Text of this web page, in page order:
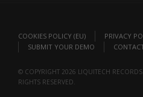
COOKIES POLICY (EU) PRIVACY
SUBMIT YOUR DEMO
© COPYRIGHT 2026 LIQUITECH
RIGHTS RESERVED.